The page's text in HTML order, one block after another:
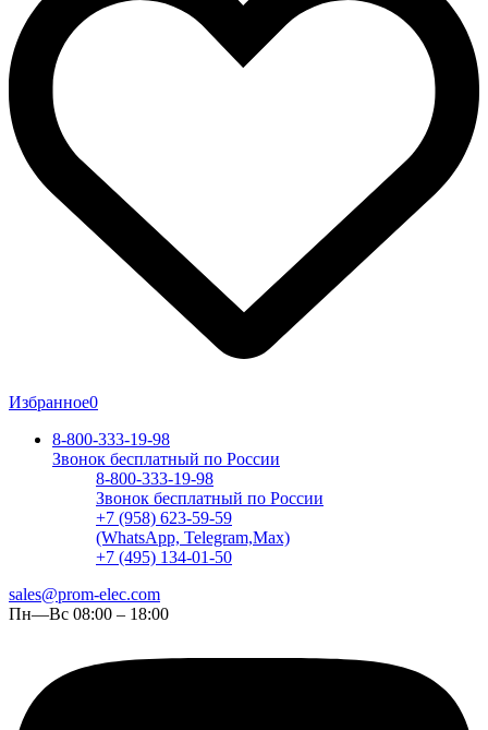
Избранное0
8-800-333-19-98
Звонок бесплатный по России
8-800-333-19-98
Звонок бесплатный по России
+7 (958) 623-59-59
(WhatsApp, Telegram,Max)
+7 (495) 134-01-50
sales@prom-elec.com
Пн—Вс 08:00 – 18:00